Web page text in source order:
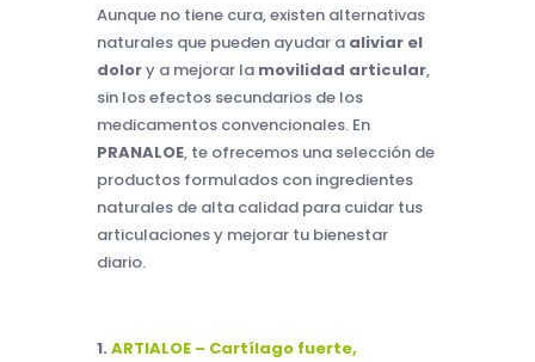
Aunque no tiene cura, existen alternativas
naturales que pueden ayudar a aliviar el
dolory a mejorar la movilidad articular,
sin los efectos secundarios de los
medicamentos convencionales. En
PRANALOE, te ofrecemos una selección de
productos formulados con ingredientes
naturales de alta calidad para cuidar tus
articulaciones y mejorar tu bienestar
diario.
1. ARTIALOE – Cartílago fuerte,